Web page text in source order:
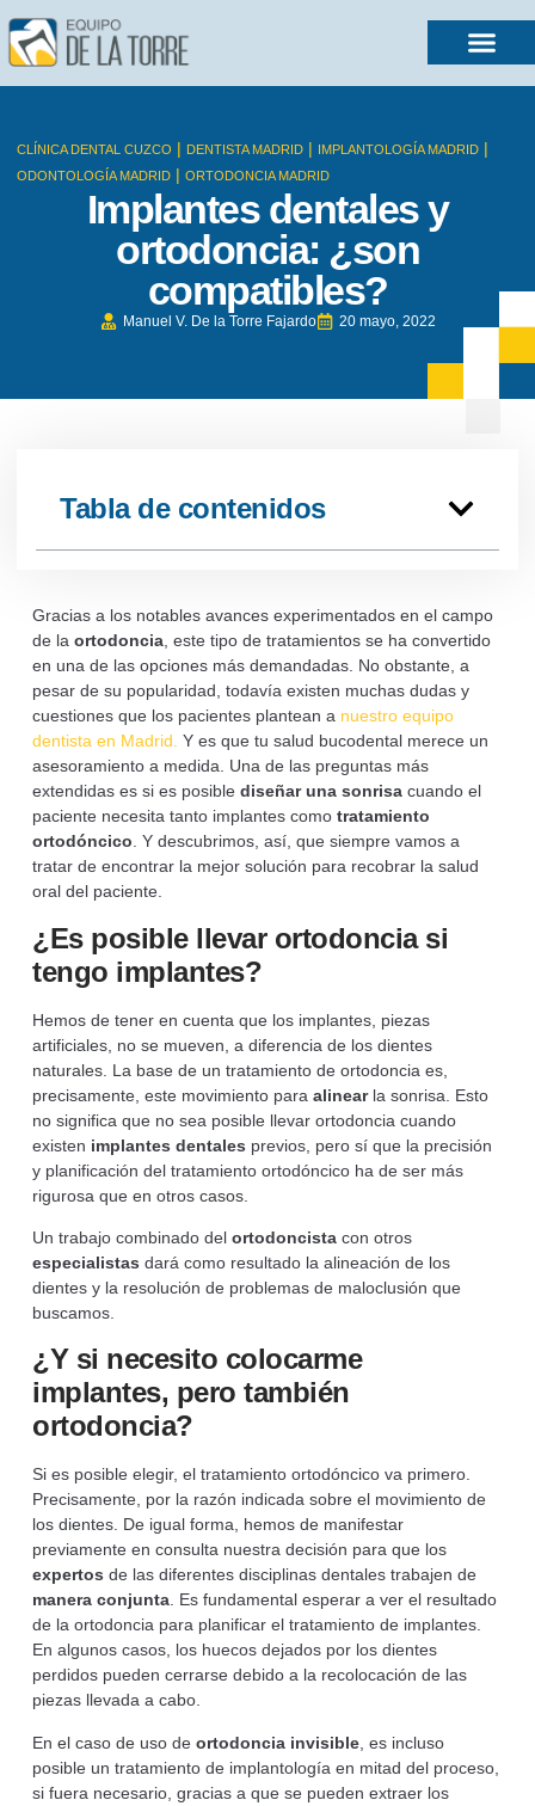
CLÍNICA DENTAL CUZCO | DENTISTA MADRID | IMPLANTOLOGÍA MADRID |
ODONTOLOGÍA MADRID | ORTODONCIA MADRID
Implantes dentales y
ortodoncia: ¿son
compatibles?
Manuel V. De la Torre Fajardo 20 mayo, 2022
Tabla de contenidos
Gracias a los notables avances experimentados en el campo
de laortodoncia, este tipo de tratamientos se ha convertido
en una de las opciones más demandadas. No obstante, a
pesar de su popularidad, todavía existen muchas dudas y
cuestiones que los pacientes plantean a nuestro equipo
dentista en Madrid. Y es que tu salud bucodental merece un
asesoramiento a medida. Una de las preguntas más
extendidas es si es posiblediseñar una sonrisa cuando el
paciente necesita tanto implantes comotratamiento
ortodóncico. Y descubrimos, así, que siempre vamos a
tratar de encontrar la mejor solución para recobrar la salud
oral del paciente.
¿Es posible llevar ortodoncia si
tengo implantes?
Hemos de tener en cuenta que los implantes, piezas
artificiales, no se mueven, a diferencia de los dientes
naturales. La base de un tratamiento de ortodoncia es,
precisamente, este movimiento paraalinearla sonrisa. Esto
no significa que no sea posible llevar ortodoncia cuando
existen implantes dentales previos, pero sí que la precisión
y planificación del tratamiento ortodóncico ha de ser más
rigurosa que en otros casos.
Un trabajo combinado delortodoncista con otros
especialistas dará como resultado la alineación de los
dientes y la resolución de problemas de maloclusión que
buscamos.
¿Y si necesito colocarme
implantes, pero también
ortodoncia?
Si es posible elegir, el tratamiento ortodóncico va primero.
Precisamente, por la razón indicada sobre el movimiento de
los dientes. De igual forma, hemos de manifestar
previamente en consulta nuestra decisión para que los
expertos de las diferentes disciplinas dentales trabajen de
manera conjunta. Es fundamental esperar a ver el resultado
de la ortodoncia para planificar el tratamiento de implantes.
En algunos casos, los huecos dejados por los dientes
perdidos pueden cerrarse debido a la recolocación de las
piezas llevada a cabo.
En el caso de uso deortodoncia invisible , es incluso
posible un tratamiento de implantología en mitad del proceso,
si fuera necesario, gracias a que se pueden extraer los